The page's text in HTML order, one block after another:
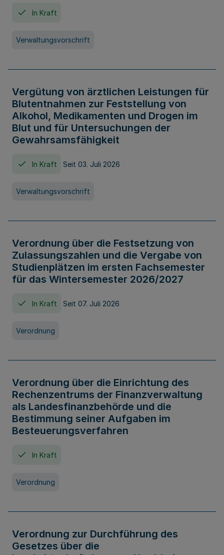
In Kraft
Verwaltungsvorschrift
Vergütung von ärztlichen Leistungen für
Blutentnahmen zur Feststellung von
Alkohol, Medikamenten und Drogen im
Blut und für Untersuchungen der
Gewahrsamsfähigkeit
In Kraft Seit 03. Juli 2026
Verwaltungsvorschrift
Verordnung über die Festsetzung von
Zulassungszahlen und die Vergabe von
Studienplätzen im ersten Fachsemester
für das Wintersemester 2026/2027
In Kraft Seit 07. Juli 2026
Verordnung
Verordnung über die Einrichtung des
Rechenzentrums der Finanzverwaltung
als Landesfinanzbehörde und die
Bestimmung seiner Aufgaben im
Besteuerungsverfahren
In Kraft
Verordnung
Verordnung zur Durchführung des
Gesetzes über die